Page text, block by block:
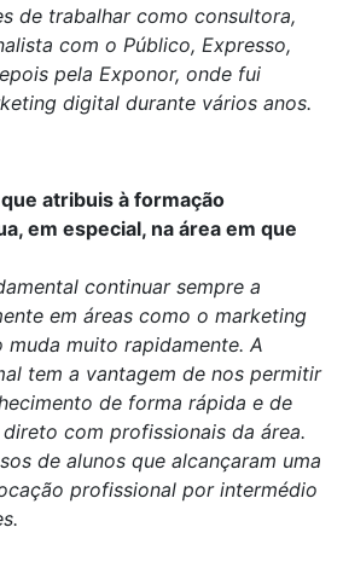
de trabalhar como consultora,
com o Público, Expresso,
pela Exponor, onde fui
digital durante vários anos.
atribuis à formação
em especial, na área em que
continuar sempre a
em áreas como o marketing
muito rapidamente. A
tem a vantagem de nos permitir
de forma rápida e de
com profissionais da área.
de alunos que alcançaram uma
profissional por intermédio